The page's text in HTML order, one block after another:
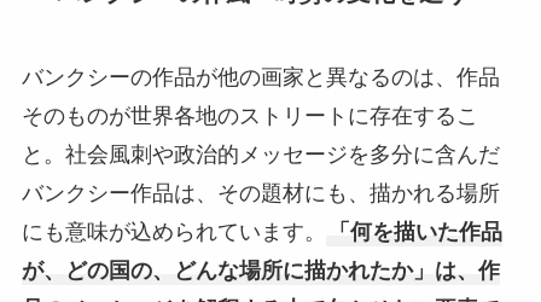
バンクシーの作品が他の画家と異なるのは、作品
そのものが世界各地のストリートに存在するこ
と。社会風刺や政治的メッセージを多分に含んだ
バンクシー作品は、その題材にも、描かれる場所
にも意味が込められています。
「何を描いた作品
が、どの国の、どんな場所に描かれたか」は、作